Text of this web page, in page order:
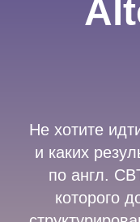
Не хотите
и каких
по англ.
которого